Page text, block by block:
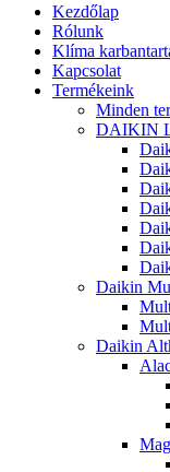
Kezdőlap
Rólunk
Klíma
Kapcsolat
Termékeink
Minden
DAIKIN
Daikin
Daikin